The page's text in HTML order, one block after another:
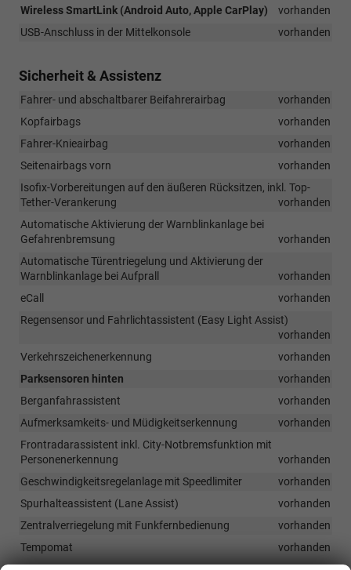
Wireless SmartLink (Android Auto, Apple CarPlay)
vorhanden
USB-Anschluss in der Mittelkonsole
vorhanden
Sicherheit & Assistenz
Fahrer- und abschaltbarer Beifahrerairbag
vorhanden
Kopfairbags
vorhanden
Fahrer-Knieairbag
vorhanden
Seitenairbags vorn
vorhanden
Isofix-Vorbereitungen auf den äußeren Rücksitzen, inkl. Top-
Tether-Verankerung
vorhanden
Automatische Aktivierung der Warnblinkanlage bei
Gefahrenbremsung
vorhanden
Automatische Türentriegelung und Aktivierung der
Warnblinkanlage bei Aufprall
vorhanden
eCall
vorhanden
Regensensor und Fahrlichtassistent (Easy Light Assist)
vorhanden
Verkehrszeichenerkennung
vorhanden
Parksensoren hinten
vorhanden
Berganfahrassistent
vorhanden
Aufmerksamkeits- und Müdigkeitserkennung
vorhanden
Frontradarassistent inkl. City-Notbremsfunktion mit
Personenerkennung
vorhanden
Geschwindigkeitsregelanlage mit Speedlimiter
vorhanden
Spurhalteassistent (Lane Assist)
vorhanden
Zentralverriegelung mit Funkfernbedienung
vorhanden
Tempomat
vorhanden